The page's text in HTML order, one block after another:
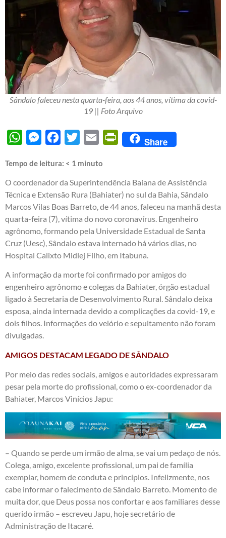
Sândalo faleceu nesta quarta-feira, aos 44 anos, vítima da covid-
19 || Foto Arquivo
WhatsAppMessengerFacebook
Twitter Email PrintFriendly
Share
Tempo de leitura: < 1 minuto
O coordenador da Superintendência Baiana de Assistência
Técnica e Extensão Rura (Bahiater) no sul da Bahia, Sândalo
Marcos Vilas Boas Barreto, de 44 anos, faleceu na manhã desta
quarta-feira (7), vítima do novo coronavírus. Engenheiro
agrônomo, formando pela Universidade Estadual de Santa
Cruz (Uesc), Sândalo estava internado há vários dias, no
Hospital Calixto Midlej Filho, em Itabuna.
A informação da morte foi confirmado por amigos do
engenheiro agrônomo e colegas da Bahiater, órgão estadual
ligado à Secretaria de Desenvolvimento Rural. Sândalo deixa
esposa, ainda internada devido a complicações da covid-19, e
dois filhos. Informações do velório e sepultamento não foram
divulgadas.
AMIGOS DESTACAM LEGADO DE SÂNDALO
Por meio das redes sociais, amigos e autoridades expressaram
pesar pela morte do profissional, como o ex-coordenador da
Bahiater, Marcos Vinícios Japu:
– Quando se perde um irmão de alma, se vai um pedaço de nós.
Colega, amigo, excelente profissional, um pai de família
exemplar, homem de conduta e princípios. Infelizmente, nos
cabe informar o falecimento de Sândalo Barreto. Momento de
muita dor, que Deus possa nos confortar e aos familiares desse
querido irmão – escreveu Japu, hoje secretário de
Administração de Itacaré.